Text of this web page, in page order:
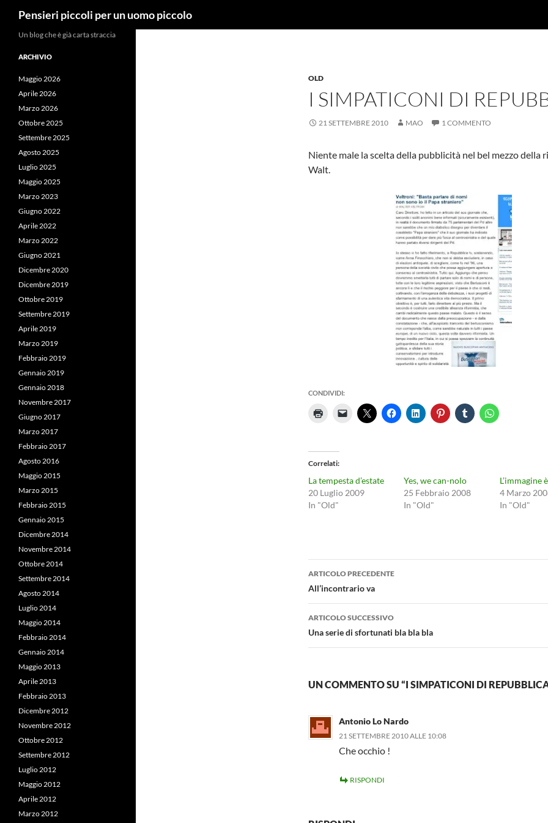
Pensieri piccoli per un uomo piccolo
OLD
I SIMPATICONI DI
21 SETTEMBRE 2010 MAO 1 COMMENTO
Niente male la scelta della pubblicità nel bel mezzo della
Walt.
CONDIVIDI:
Correlati
La tempesta d’estate
20 Luglio 2009
In "Old"
Yes, we can-nolo
25 Febbraio 2008
In "Old"
L’immagine
4 Marzo
In "Old"
Navigazione
articolo
ARTICOLO PRECEDENTE
All’incontrario va
ARTICOLO SUCCESSIVO
Una serie di sfortunati bla bla bla
UN COMMENTO SU “I SIMPATICONI DI
Antonio Lo Nardo
21 SETTEMBRE 2010 ALLE 10:08
Che occhio !
RISPONDI
Un blog che è già carta straccia
ARCHIVIO
Maggio 2026
Aprile 2026
Marzo 2026
Ottobre 2025
Settembre 2025
Agosto 2025
Luglio 2025
Maggio 2025
Marzo 2023
Giugno 2022
Aprile 2022
Marzo 2022
Giugno 2021
Dicembre 2020
Dicembre 2019
Ottobre 2019
Settembre 2019
Aprile 2019
Marzo 2019
Febbraio 2019
Gennaio 2019
Gennaio 2018
Novembre 2017
Giugno 2017
Marzo 2017
Febbraio 2017
Agosto 2016
Maggio 2015
Marzo 2015
Febbraio 2015
Gennaio 2015
Dicembre 2014
Novembre 2014
Ottobre 2014
Settembre 2014
Agosto 2014
Luglio 2014
Maggio 2014
Febbraio 2014
Gennaio 2014
Maggio 2013
Aprile 2013
Febbraio 2013
Dicembre 2012
Novembre 2012
Ottobre 2012
Settembre 2012
Luglio 2012
Maggio 2012
Aprile 2012
Marzo 2012